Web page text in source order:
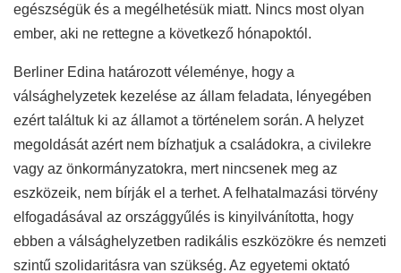
egészségük és a megélhetésük miatt. Nincs most olyan
ember, aki ne rettegne a következő hónapoktól.
Berliner Edina határozott véleménye, hogy a
válsághelyzetek kezelése az állam feladata, lényegében
ezért találtuk ki az államot a történelem során. A helyzet
megoldását azért nem bízhatjuk a családokra, a civilekre
vagy az önkormányzatokra, mert nincsenek meg az
eszközeik, nem bírják el a terhet. A felhatalmazási törvény
elfogadásával az országgyűlés is kinyilvánította, hogy
ebben a válsághelyzetben radikális eszközökre és nemzeti
szintű szolidaritásra van szükség. Az egyetemi oktató